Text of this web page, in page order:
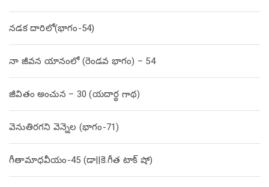
నడక దారిలో(భాగం-54)
నా జీవన యానంలో (రెండవ భాగం) – 54
జీవితం అంచున – 30 (యదార్థ గాథ)
వెనుతిరగని వెన్నెల (భాగం-71)
గీతామాధవీయం-45 (డా||కె.గీత టాక్ షో)